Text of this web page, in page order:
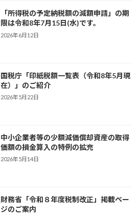
「所得税の予定納税額の減額申請」の期
限は令和8年7月15日(水)です。
2026年6月12日
国税庁「印紙税額一覧表（令和8年5月現
在）」のご紹介
2026年5月22日
中小企業者等の少額減価償却資産の取得
価額の損金算入の特例の拡充
2026年5月14日
財務省「令和８年度税制改正」掲載ペー
ジのご案内